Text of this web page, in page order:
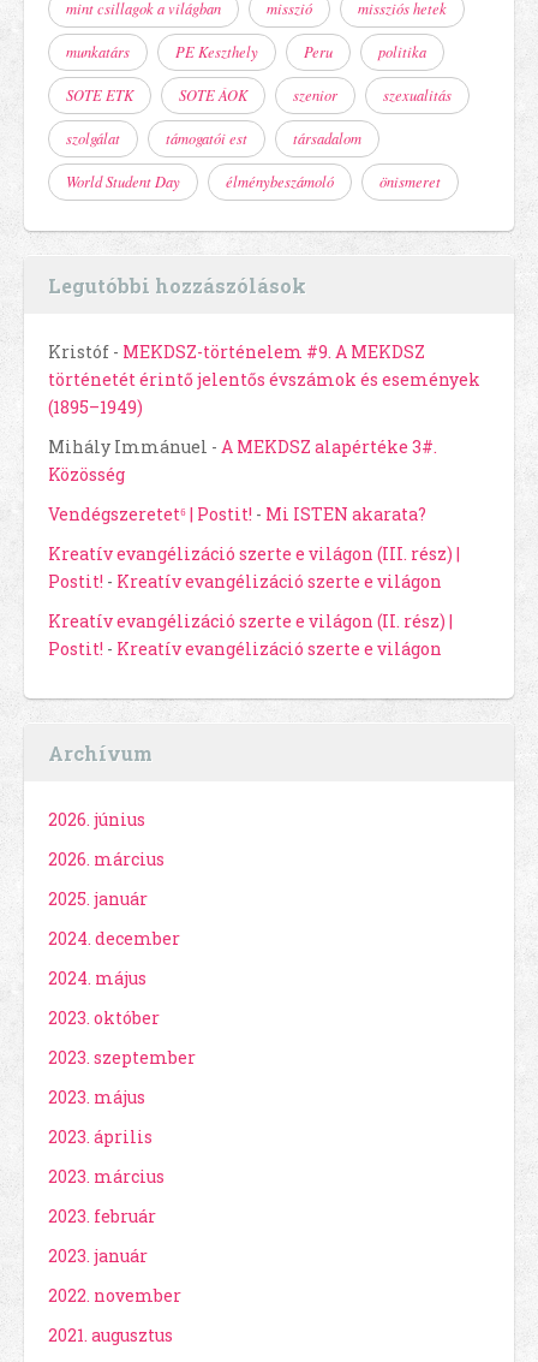
mint csillagok a világban misszió missziós hetek
munkatárs PE Keszthely Peru politika
SOTE ETK SOTE ÁOK szenior szexualitás
szolgálat támogatói est társadalom
World Student Day élménybeszámoló önismeret
Legutóbbi hozzászólások
Kristóf - MEKDSZ-történelem #9. A MEKDSZ
történetét érintő jelentős évszámok és események
(1895–1949)
Mihály Immánuel - A MEKDSZ alapértéke 3#.
Közösség
Vendégszeretet⁶ | Postit! - Mi ISTEN akarata?
Kreatív evangélizáció szerte e világon (III. rész) |
Postit! - Kreatív evangélizáció szerte e világon
Kreatív evangélizáció szerte e világon (II. rész) |
Postit! - Kreatív evangélizáció szerte e világon
Archívum
2026. június
2026. március
2025. január
2024. december
2024. május
2023. október
2023. szeptember
2023. május
2023. április
2023. március
2023. február
2023. január
2022. november
2021. augusztus